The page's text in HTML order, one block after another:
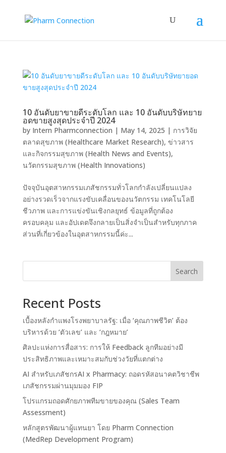
10 อันดับยาขายดีระดับโลก และ 10 อันดับบริษัทยาย
อดขายสูงสุดประจำปี 2024
by Intern Pharmconnection | May 14, 2025 | การวิจัย
ตลาดสุขภาพ (Healthcare Market Research), ข่าวสาร
และกิจกรรมสุขภาพ (Health News and Events),
นวัตกรรมสุขภาพ (Health Innovations)
ปัจจุบันอุตสาหกรรมเภสัชกรรมทั่วโลกกำลังเปลี่ยนแปลง
อย่างรวดเร็วจากแรงขับเคลื่อนของนวัตกรรม เทคโนโลยี
ชีวภาพ และการแข่งขันเชิงกลยุทธ์ ข้อมูลที่ถูกต้อง
ครอบคลุม และอัปเดตจึงกลายเป็นสิ่งจำเป็นสำหรับทุกภาค
ส่วนที่เกี่ยวข้องในอุตสาหกรรมนี้ค่ะ...
Search
Recent Posts
เบื้องหลังกำแพงโรงพยาบาลรัฐ: เมื่อ ‘คุณภาพชีวิต’ ต้อง
บริหารด้วย ‘ตัวเลข’ และ ‘กฎหมาย’
ศิลปะแห่งการสื่อสาร: การให้ Feedback ลูกทีมอย่างมี
ประสิทธิภาพและเหมาะสมกับช่วงวัยที่แตกต่าง
AI สำหรับเภสัชกรAI x Pharmacy: ถอดรหัสอนาคตวิชาชีพ
เภสัชกรรมผ่านมุมมอง FIP
โปรแกรมถอดศักยภาพทีมขายของคุณ (Sales Team
Assessment)
หลักสูตรพัฒนาผู้แทนยา โดย Pharm Connection
(MedRep Development Program)